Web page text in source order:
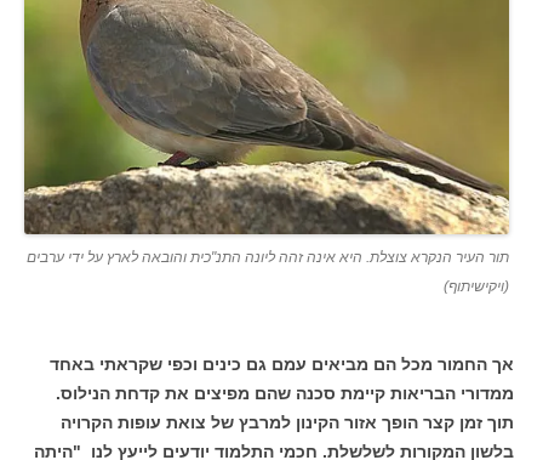
תור העיר הנקרא צוצלת. היא אינה זהה ליונה התנ"כית והובאה לארץ על ידי ערבים
(ויקישיתוף)
אך החמור מכל הם מביאים עמם גם כינים וכפי שקראתי באחד
ממדורי הבריאות קיימת סכנה שהם מפיצים את קדחת הנילוס.
תוך זמן קצר הופך אזור הקינון למרבץ של צואת עופות הקרויה
בלשון המקורות לשלשלת. חכמי התלמוד יודעים לייעץ לנו "היתה